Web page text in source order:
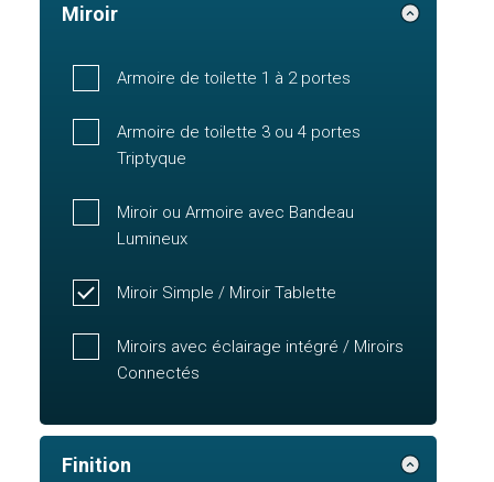
Miroir
Armoire de toilette 1 à 2 portes
Armoire de toilette 3 ou 4 portes
Triptyque
Miroir ou Armoire avec Bandeau
Lumineux
Miroir Simple / Miroir Tablette
Miroirs avec éclairage intégré / Miroirs
Connectés
Finition